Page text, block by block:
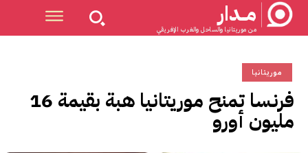
مــدار
من موريتانيا والساحل والغرب الإفريقي
موريتانيا
فرنسا تمنح موريتانيا هبة بقيمة 16
مليون أورو